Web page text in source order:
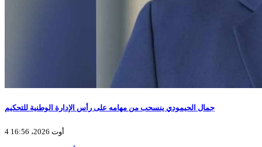
جمال الحيمودي ينسحب من مهامه على رأس الإدارة الوطنية للتحكيم
4 أوت 2026، 16:56